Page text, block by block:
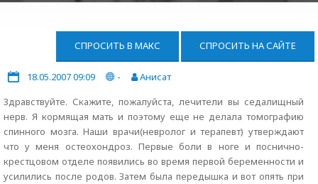
СПРОСИТЬ В МАКС СПРОСИТЬ НА САЙТЕ
18.05.2007 09:09 -
Анисат
Здравствуйте. Скажите, пожалуйста, лечители вы седалищный
нерв. Я кормящая мать и поэтому еще не делала томографию
спинного мозга. Наши врачи(невролог и терапевт) утверждают
что у меня остеохондроз. Первые боли в ноге и поснично-
крестцовом отделе появились во время первой беременности и
усилились после родов. Затем была передышка и вот опять при